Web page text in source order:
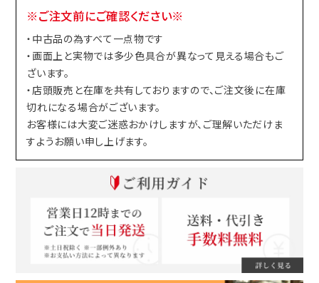
※ご注文前にご確認ください※
・中古品の為すべて一点物です
・画面上と実物では多少色具合が異なって見える場合もご
ざいます。
・店頭販売と在庫を共有しておりますので、ご注文後に在庫
切れになる場合がございます。
お客様には大変ご迷惑おかけしますが、ご理解いただけま
すようお願い申し上げます。